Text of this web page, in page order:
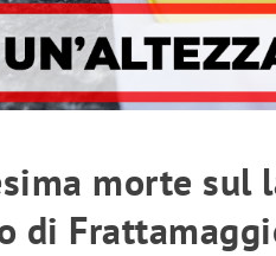
morte sul
di